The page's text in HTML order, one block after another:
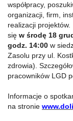
współpracy,
organizacji, firm,
realizacji
się w środę 18
godz. 14:00 w
Zasolu przy ul.
zdrowia).
pracowników LGD
Informacje o
na stronie